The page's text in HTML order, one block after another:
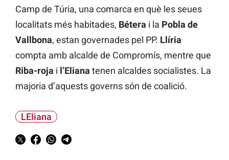
Camp de Túria, una comarca en què les seues
localitats més habitades, Bétera i la Pobla de
Vallbona, estan governades pel PP. Llíria
compta amb alcalde de Compromís, mentre que
Riba-roja i l’Eliana tenen alcaldes socialistes. La
majoria d’aquests governs són de coalició.
LEliana